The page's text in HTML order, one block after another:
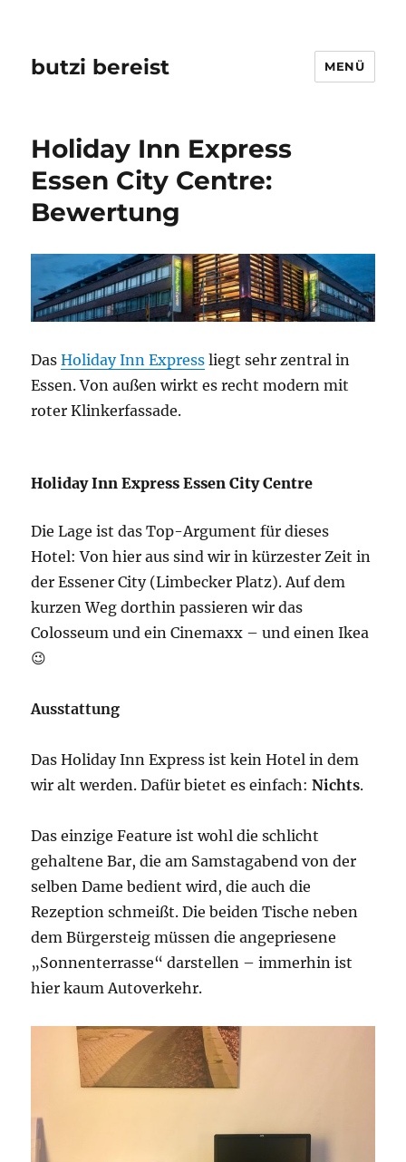
butzi bereist MENÜ
Holiday Inn Express
Essen City Centre:
Bewertung
DasHoliday Inn Express liegt sehr zentral in
Essen. Von außen wirkt es recht modern mit
roter Klinkerfassade.
Holiday Inn Express Essen City Centre
Die Lage ist das Top-Argument für dieses
Hotel: Von hier aus sind wir in kürzester Zeit in
der Essener City (Limbecker Platz). Auf dem
kurzen Weg dorthin passieren wir das
Colosseum und ein Cinemaxx – und einen Ikea
😉
Ausstattung
Das Holiday Inn Express ist kein Hotel in dem
wir alt werden. Dafür bietet es einfach:Nichts.
Das einzige Feature ist wohl die schlicht
gehaltene Bar, die am Samstagabend von der
selben Dame bedient wird, die auch die
Rezeption schmeißt. Die beiden Tische neben
dem Bürgersteig müssen die angepriesene
„Sonnenterrasse“ darstellen – immerhin ist
hier kaum Autoverkehr.